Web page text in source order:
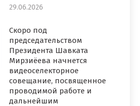
29.06.2026
Скоро под
председательством
Президента Шавката
Мирзиёева начнется
видеоселекторное
совещание, посвященное
проводимой работе и
дальнейшим